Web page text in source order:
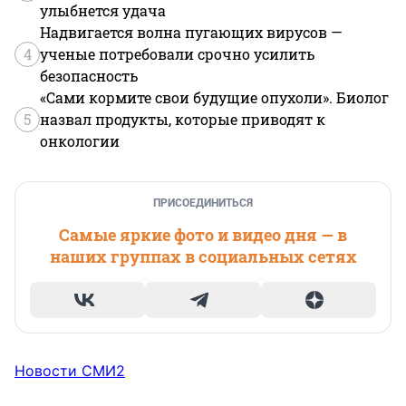
улыбнется удача
4
Надвигается волна пугающих вирусов —
ученые потребовали срочно усилить
безопасность
5
«Сами кормите свои будущие опухоли». Биолог
назвал продукты, которые приводят к
онкологии
ПРИСОЕДИНИТЬСЯ
Самые яркие фото и видео дня — в
наших группах в социальных сетях
Новости СМИ2